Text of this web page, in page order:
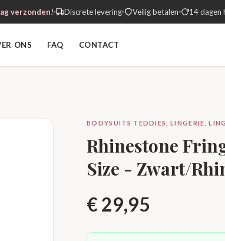
verzonden! Discrete levering Veilig betalen 14 dagen
ONS FAQ CONTACT
BODYSUITS TEDDIES, LINGERIE,
Rhinestone
Size - Zwart/
€29,95